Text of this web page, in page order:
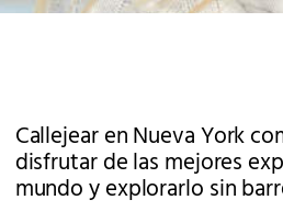
Callejear en Nueva York
disfrutar de las mejores
mundo y explorarlo sin